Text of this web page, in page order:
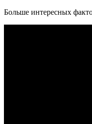
Больше интересных